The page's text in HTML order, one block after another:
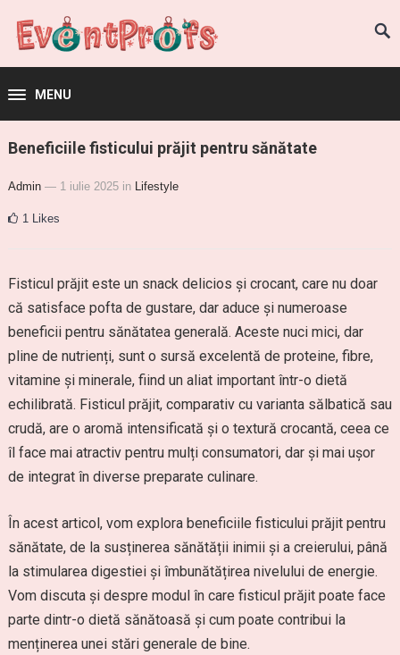
MENU
Beneficiile fisticului prăjit pentru sănătate
Admin — 1 iulie 2025 in Lifestyle
1 Likes
Fisticul prăjit este un snack delicios și crocant, care nu doar
că satisface pofta de gustare, dar aduce și numeroase
beneficii pentru sănătatea generală. Aceste nuci mici, dar
pline de nutrienți, sunt o sursă excelentă de proteine, fibre,
vitamine și minerale, fiind un aliat important într-o dietă
echilibrată. Fisticul prăjit, comparativ cu varianta sălbatică sau
crudă, are o aromă intensificată și o textură crocantă, ceea ce
îl face mai atractiv pentru mulți consumatori, dar și mai ușor
de integrat în diverse preparate culinare.
În acest articol, vom explora beneficiile fisticului prăjit pentru
sănătate, de la susținerea sănătății inimii și a creierului, până
la stimularea digestiei și îmbunătățirea nivelului de energie.
Vom discuta și despre modul în care fisticul prăjit poate face
parte dintr-o dietă sănătoasă și cum poate contribui la
menținerea unei stări generale de bine.